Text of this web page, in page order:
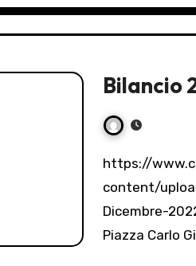
Bilancio
https://www.carlogiuliani.it/wp-
content/
Dicembre-
Piazza Carlo